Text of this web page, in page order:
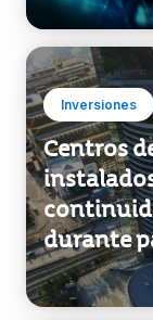
Inversiones
Centros
durante